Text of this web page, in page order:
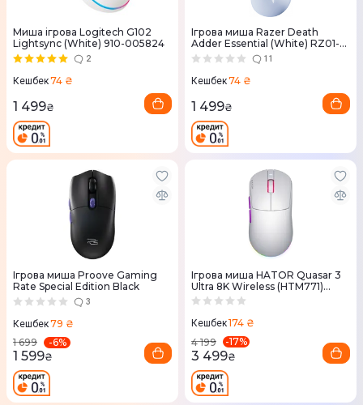
Миша ігрова Logitech G102
Lightsync (White) 910-005824
2
Кешбек74 ₴
1 499₴
Ігрова миша Razer Death
Adder Essential (White) RZ01-
03850200-R3M1
11
Кешбек74 ₴
1 499₴
Ігрова миша Proove Gaming
Rate Special Edition Black
3
Кешбек79 ₴
1 699
-6%
1 599₴
Ігрова миша HATOR Quasar 3
Ultra 8K Wireless (HTM771)
White
Кешбек174 ₴
4 199
-17%
3 499₴